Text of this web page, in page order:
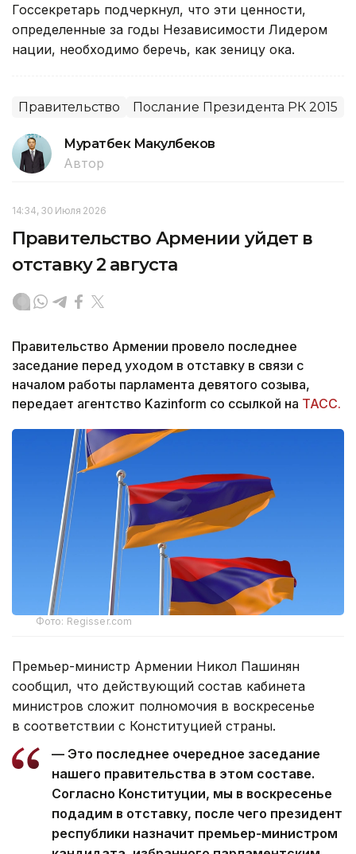
Госсекретарь подчеркнул, что эти ценности,
определенные за годы Независимости Лидером
нации, необходимо беречь, как зеницу ока.
Правительство Послание Президента РК 2015
Муратбек Макулбеков
Автор
14:34, 30 Июля 2026
Правительство Армении уйдет в
отставку 2 августа
Правительство Армении провело последнее
заседание перед уходом в отставку в связи с
началом работы парламента девятого созыва,
передает агентство Kazinform со ссылкой на ТАСС.
Фото: Regisser.com
Премьер-министр Армении Никол Пашинян
сообщил, что действующий состав кабинета
министров сложит полномочия в воскресенье
в соответствии с Конституцией страны.
— Это последнее очередное заседание
нашего правительства в этом составе.
Согласно Конституции, мы в воскресенье
подадим в отставку, после чего президент
республики назначит премьер-министром